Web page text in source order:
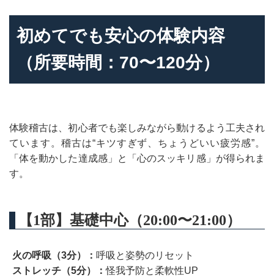
初めてでも安心の体験内容
（所要時間：70〜120分）
体験稽古は、初心者でも楽しみながら動けるよう工夫され
ています。稽古は“キツすぎず、ちょうどいい疲労感”。
「体を動かした達成感」と「心のスッキリ感」が得られま
す。
【1部】基礎中心（20:00〜21:00）
火の呼吸（3分）： 呼吸と姿勢のリセット
ストレッチ（5分）：怪我予防と柔軟性UP